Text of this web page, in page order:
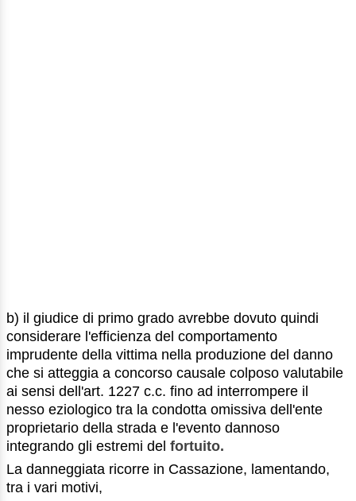
b) il giudice di primo grado avrebbe dovuto quindi
considerare l'efficienza del comportamento
imprudente della vittima nella produzione del danno
che si atteggia a concorso causale colposo valutabile
ai sensi dell'art. 1227 c.c. fino ad interrompere il
nesso eziologico tra la condotta omissiva dell'ente
proprietario della strada e l'evento dannoso
integrando gli estremi del fortuito.
La danneggiata ricorre in Cassazione, lamentando,
tra i vari motivi,